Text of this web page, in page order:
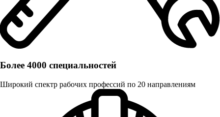
Более 4000 специальностей
Широкий спектр рабочих профессий по 20 направлениям